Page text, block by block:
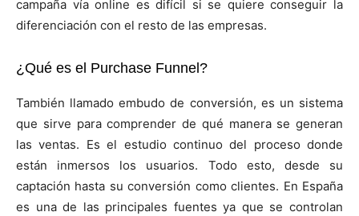
campaña vía online es difícil si se quiere conseguir la
diferenciación con el resto de las empresas.
¿Qué es el Purchase Funnel?
También llamado embudo de conversión, es un sistema
que sirve para comprender de qué manera se generan
las ventas. Es el estudio continuo del proceso donde
están inmersos los usuarios. Todo esto, desde su
captación hasta su conversión como clientes. En España
es una de las principales fuentes ya que se controlan